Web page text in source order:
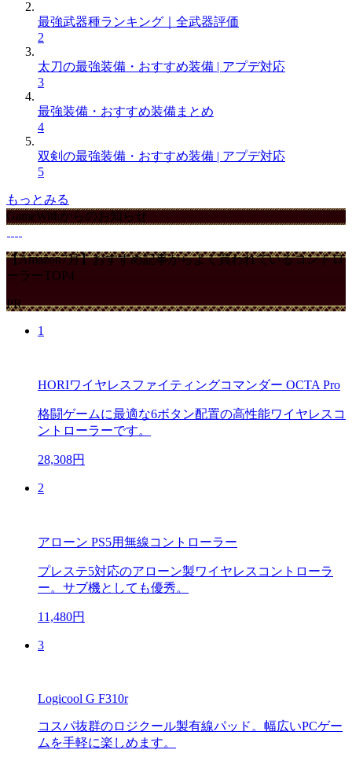
最強武器種ランキング｜全武器評価
2
太刀の最強装備・おすすめ装備 | アプデ対応
3
最強装備・おすすめ装備まとめ
4
双剣の最強装備・おすすめ装備 | アプデ対応
5
もっとみる
GameWithからのお知らせ
【Amazon7月】おすすめ記事からよく買われているコントロ
ーラーTOP4
PR
1
HORIワイヤレスファイティングコマンダー OCTA Pro
格闘ゲームに最適な6ボタン配置の高性能ワイヤレスコ
ントローラーです。
28,308円
2
アローン PS5用無線コントローラー
プレステ5対応のアローン製ワイヤレスコントローラ
ー。サブ機としても優秀。
11,480円
3
Logicool G F310r
コスパ抜群のロジクール製有線パッド。幅広いPCゲー
ムを手軽に楽しめます。